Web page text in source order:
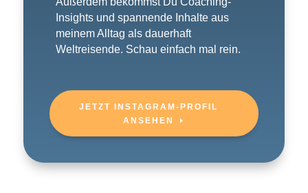
Insights und spannende Inhalte aus
meinem Alltag als dauerhaft
Weltreisende. Schau einfach mal rein.
JETZT INSTAGRAM-PROFIL
ANSEHEN